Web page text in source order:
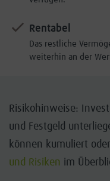
Rentabel
Das restliche
weiterhin an der
Risikohinweise:
und Festgeld
können kumuliert
und Risiken im